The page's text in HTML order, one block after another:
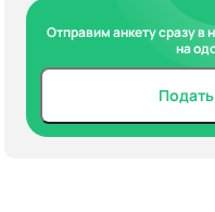
Отправим анкету сразу в
на